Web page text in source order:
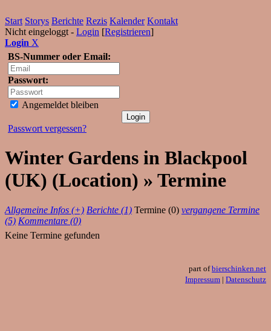
Start Storys Berichte Rezis Kalender Kontakt
Nicht eingeloggt - Login [Registrieren]
Login X
BS-Nummer oder Email:
Passwort:
Angemeldet bleiben
Passwort vergessen?
Winter Gardens in Blackpool
(UK) (Location) » Termine
Allgemeine Infos (+) Berichte (1) Termine (0) vergangene Termine
(5) Kommentare (0)
Keine Termine gefunden
part ofbierschinken.net
Impressum | Datenschutz